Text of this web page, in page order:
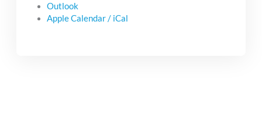
Outlook
Apple Calendar / iCal